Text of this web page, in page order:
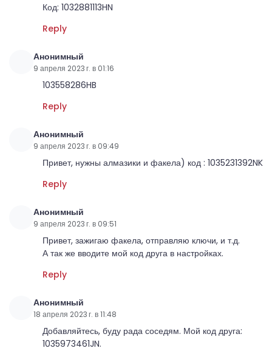
Код: 1032881113HN
Reply
Анонимный
9 апреля 2023 г. в 01:16
103558286HB
Reply
Анонимный
9 апреля 2023 г. в 09:49
Привет, нужны алмазики и факела) код : 1035231392NK
Reply
Анонимный
9 апреля 2023 г. в 09:51
Привет, зажигаю факела, отправляю ключи, и т.д.
А так же вводите мой код друга в настройках.
Reply
Анонимный
18 апреля 2023 г. в 11:48
Добавляйтесь, буду рада соседям. Мой код друга:
1035973461JN.